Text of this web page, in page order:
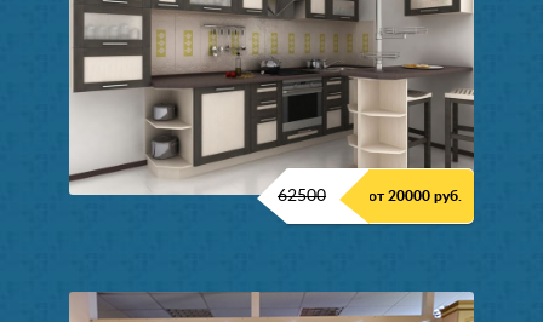
62500 от 20000 руб.